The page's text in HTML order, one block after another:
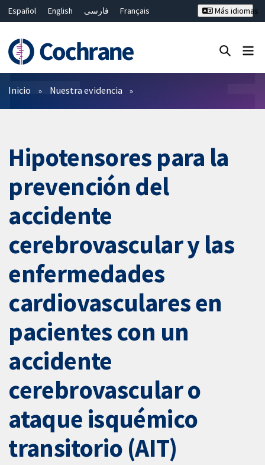
Español English فارسی
Français
Bahasa Malaysia
ไทย 繁體中文
Más idiomas
Filtros
Inicio Nuestra evidencia
Hipotensores para la
prevención del
accidente
cerebrovascular y las
enfermedades
cardiovasculares en
pacientes con un
accidente
cerebrovascular o
ataque isquémico
transitorio (AIT)